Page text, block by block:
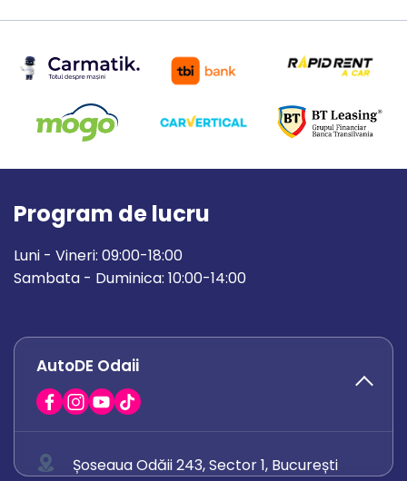
Program de lucru
Luni - Vineri: 09:00-18:00
Sambata - Duminica: 10:00-14:00
AutoDE Odaii
Șoseaua Odăii 243, Sector 1, București